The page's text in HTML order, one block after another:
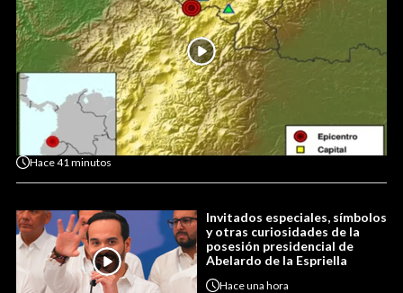
Hace41 minutos
Invitados especiales, símbolos
y otras curiosidades de la
posesión presidencial de
Abelardo de la Espriella
Haceuna hora